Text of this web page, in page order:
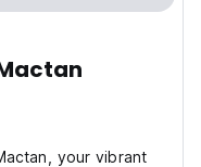
your vibrant